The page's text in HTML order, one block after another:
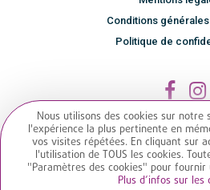
Conditions
Politique de
Nous utilisons des cookies sur
l'expérience la plus pertinente en
vos visites répétées. En cliquant sur
l'utilisation de TOUS les cookies.
"Paramètres des cookies" pour fournir
Plus d’infos sur les